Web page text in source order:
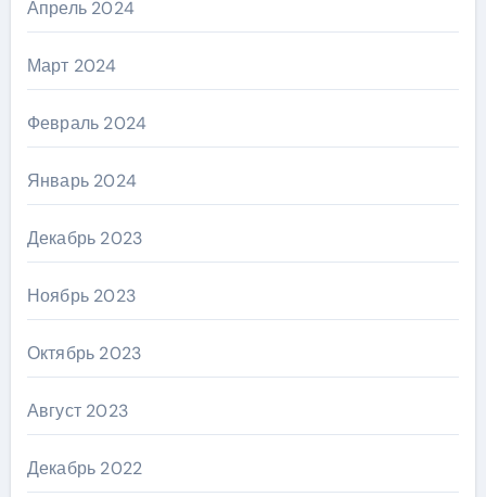
Апрель 2024
Март 2024
Февраль 2024
Январь 2024
Декабрь 2023
Ноябрь 2023
Октябрь 2023
Август 2023
Декабрь 2022